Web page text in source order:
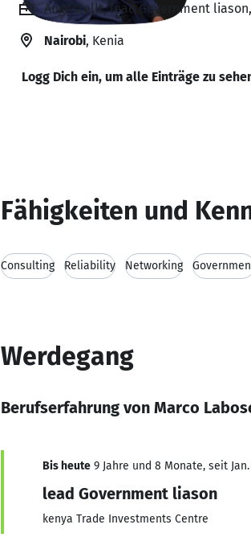
Angestellt, lead Government
Nairobi, Kenia
Logg Dich ein, um alle Einträge zu
Fähigkeiten und
Consulting Reliability Networking
Werdegang
Berufserfahrung von Marco
Bis heute 9 Jahre und 8 Monate, seit Jan.
lead Government liason
kenya Trade Investments Centre